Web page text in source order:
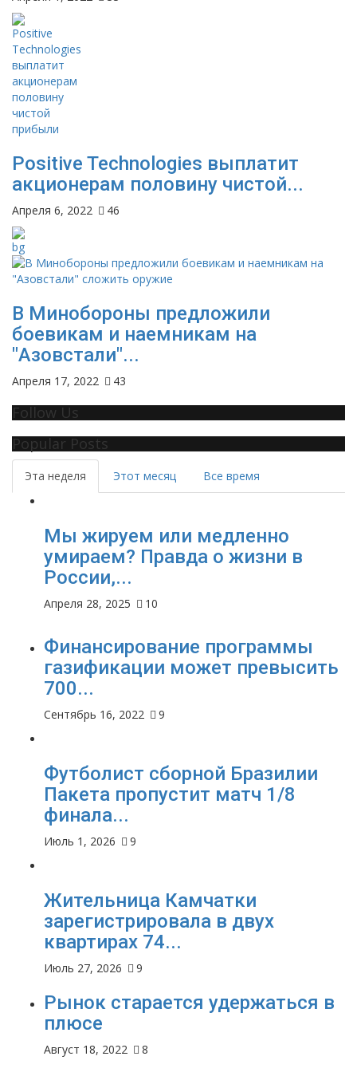
Positive Technologies выплатит
акционерам половину чистой...
Апреля 6, 2022 46
В Минобороны предложили
боевикам и наемникам на
"Азовстали"...
Апреля 17, 2022 43
Follow Us
Popular Posts
Эта неделя Этот месяц Все время
Мы жируем или медленно
умираем? Правда о жизни в
России,...
Апреля 28, 2025 10
Финансирование программы
газификации может превысить
700...
Сентябрь 16, 2022 9
Футболист сборной Бразилии
Пакета пропустит матч 1/8
финала...
Июль 1, 2026 9
Жительница Камчатки
зарегистрировала в двух
квартирах 74...
Июль 27, 2026 9
Рынок старается удержаться в
плюсе
Август 18, 2022 8